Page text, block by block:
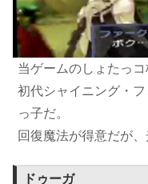
当ゲームのしょたっ
初代シャイニング・
っ子だ。
回復魔法が得意だが
ドゥーガ